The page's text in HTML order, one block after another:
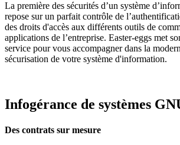
La première des sécurités d’un système
repose sur un parfait contrôle de
des droits d'accès aux différents outils de
applications de l’entreprise. Easter-eggs met
service pour vous accompagner dans la
sécurisation de votre système d'information.
Infogérance de systèmes
Des contrats sur mesure